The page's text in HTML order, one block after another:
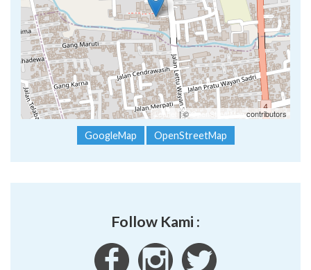
Leaflet | ©OpenStreetMap contributors
GoogleMap OpenStreetMap
Follow Kami :